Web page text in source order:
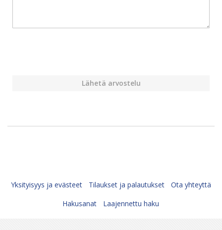
Lähetä arvostelu
Yksityisyys ja evästeet Tilaukset ja palautukset
Ota yhteyttä
Hakusanat
Laajennettu haku